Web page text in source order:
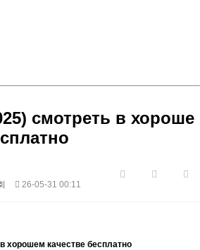
смотреть в хороше
26-05-31 00:11
хорошем качестве бесплатно